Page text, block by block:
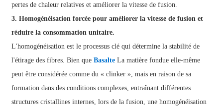
pertes de chaleur relatives et améliorer la vitesse de fusion.
3. Homogénéisation forcée pour améliorer la vitesse de fusion et
réduire la consommation unitaire.
L'homogénéisation est le processus clé qui détermine la stabilité de
l'étirage des fibres. Bien que BasalteLa matière fondue elle-même
peut être considérée comme du « clinker », mais en raison de sa
formation dans des conditions complexes, entraînant différentes
structures cristallines internes, lors de la fusion, une homogénéisation